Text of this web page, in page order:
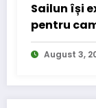
Sailun își
pentru
August 3,